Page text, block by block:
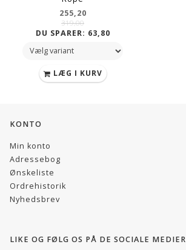
255,20
319,00
DU SPARER: 63,80
LÆG I KURV
KONTO
Min konto
Adressebog
Ønskeliste
Ordrehistorik
Nyhedsbrev
LIKE OG FØLG OS PÅ DE SOCIALE MEDIER